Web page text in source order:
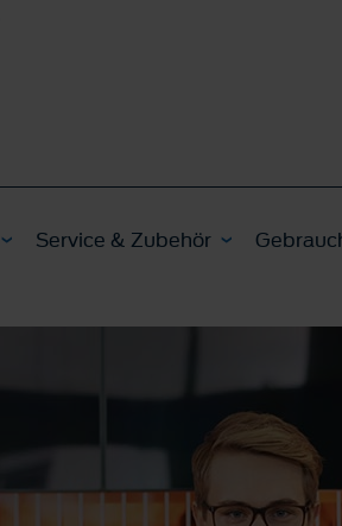
Service & Zubehör